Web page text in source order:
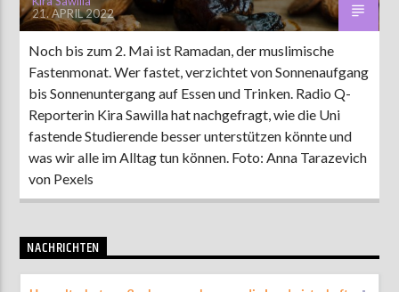
18:00 19:00
ZU HÖREN IN Münster 90,9 MHz Steinfurt103,9 MHz
21. APRIL 2022
Noch bis zum 2. Mai ist Ramadan, der muslimische
Fastenmonat. Wer fastet, verzichtet von Sonnenaufgang
bis Sonnenuntergang auf Essen und Trinken. Radio Q-
Reporterin Kira Sawilla hat nachgefragt, wie die Uni
fastende Studierende besser unterstützen könnte und
was wir alle im Alltag tun können. Foto: Anna Tarazevich
von Pexels
NACHRICHTEN